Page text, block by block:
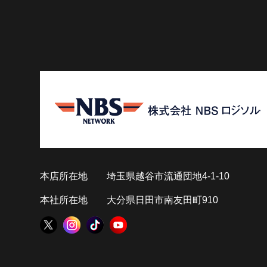
本店所在地 埼玉県越谷市流通団地4-1-10
本社所在地 大分県日田市南友田町910